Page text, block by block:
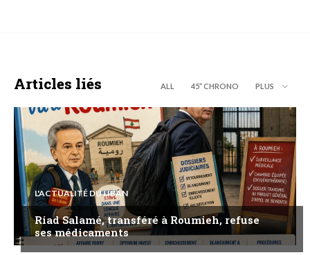
Articles liés ALL 45’’ CHRONO PLUS
L'ACTUALITÉ DU LIBAN
Riad Salamé, transféré à Roumieh, refuse
ses médicaments